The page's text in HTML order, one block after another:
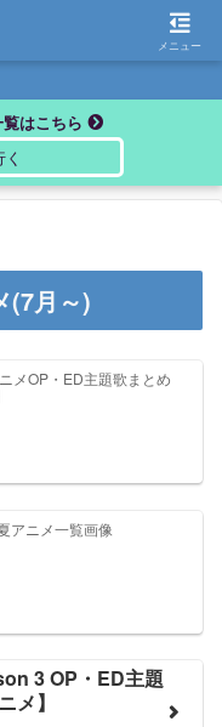
はこちら
(7月～)
メOP・ED主題歌まとめ
アニメ一覧画像
3 OP・ED主題
メ】
メニュー